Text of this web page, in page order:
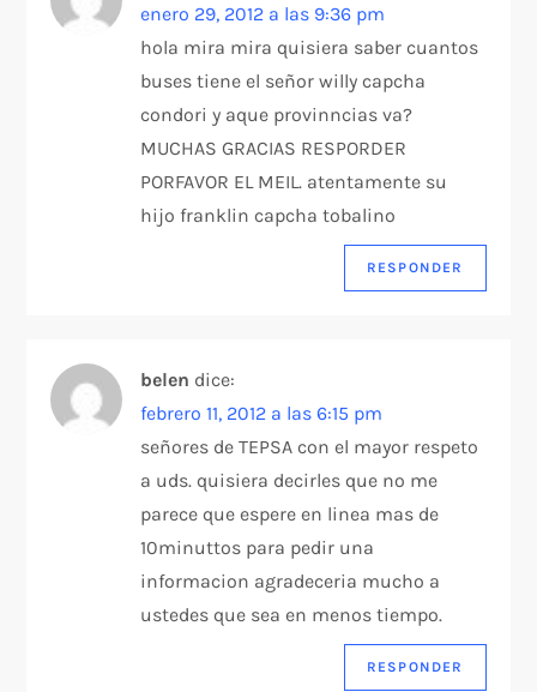
enero 29, 2012 a las 9:36 pm
hola mira mira quisiera saber cuantos
buses tiene el señor willy capcha
condori y aque provinncias va?
MUCHAS GRACIAS RESPORDER
PORFAVOR EL MEIL. atentamente su
hijo franklin capcha tobalino
RESPONDER
belen dice:
febrero 11, 2012 a las 6:15 pm
señores de TEPSA con el mayor respeto
a uds. quisiera decirles que no me
parece que espere en linea mas de
10minuttos para pedir una
informacion agradeceria mucho a
ustedes que sea en menos tiempo.
RESPONDER